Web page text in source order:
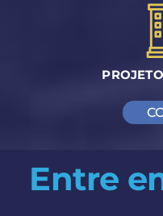
Entre